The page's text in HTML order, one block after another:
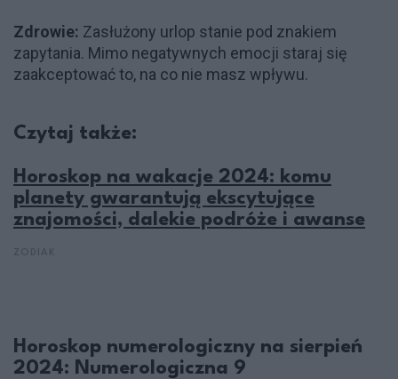
Zdrowie: Zasłużony urlop stanie pod znakiem
zapytania. Mimo negatywnych emocji staraj się
zaakceptować to, na co nie masz wpływu.
Czytaj także:
Horoskop na wakacje 2024: komu
planety gwarantują ekscytujące
znajomości, dalekie podróże i awanse
Horoskop numerologiczny na sierpień
2024: Numerologiczna 9